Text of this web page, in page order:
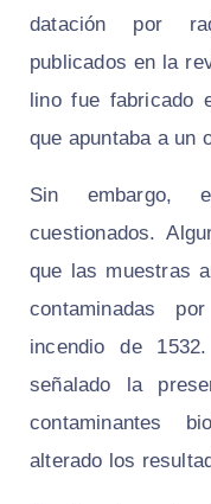
datación por
publicados en la
lino fue fabricado
que apuntaba a un
Sin embargo,
cuestionados.
que las muestras
contaminadas
incendio de
señalado la
contaminantes
alterado los